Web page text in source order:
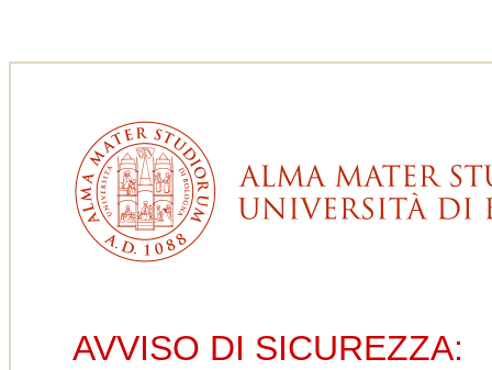
AVVISO DI SICUREZZA: